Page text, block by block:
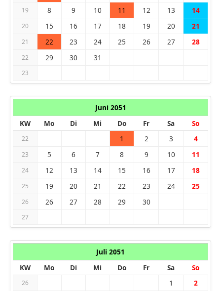
19 8 9 10 11 12 13 14
20 15 16 17 18 19 20 21
21 22 23 24 25 26 27 28
22 29 30 31
23
Juni 2051
KW
Mo Di Mi Do Fr Sa So
22 1 2 3 4
23 5 6 7 8 9 10 11
24 12 13 14 15 16 17 18
25 19 20 21 22 23 24 25
26 26 27 28 29 30
27
Juli 2051
KW
Mo Di Mi Do Fr Sa So
26 1 2